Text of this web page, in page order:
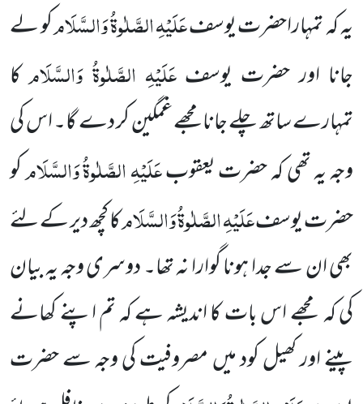
یہ کہتمہاراحضرت یوسفعَلَیْہِ الصَّلٰوۃُ وَالسَّلَامکو لے
جانا اور حضرت یوسفعَلَیْہِ الصَّلٰوۃُ وَالسَّلَامکا
تمہارے ساتھ چلے جانا مجھے غمگین کر دے گا۔ اس کی
وجہ یہ تھی کہ حضرت یعقوبعَلَیْہِ الصَّلٰوۃُ وَالسَّلَامکو
حضرت یوسفعَلَیْہِ الصَّلٰوۃُ وَالسَّلَامکا کچھ دیر کے لئے
بھی ان سے جدا ہونا گوارا نہ تھا۔ دوسری وجہ یہ بیان
کی کہمجھے اس بات کا اندیشہ ہے کہ تم اپنے کھانے
پینے اور کھیل کود میں مصروفیت کی وجہ سے حضرت